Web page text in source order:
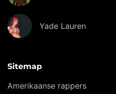
Yade Lauren
Sitemap
Amerikaanse rappers